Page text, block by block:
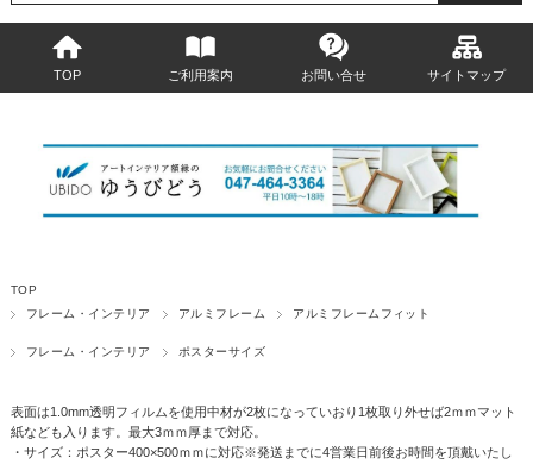
TOP ご利用案内 お問い合せ サイトマップ
TOP
フレーム・インテリア
アルミフレーム アルミフレームフィット
フレーム・インテリア ポスターサイズ
表面は1.0mm透明フィルムを使用中材が2枚になっていおり1枚取り外せば2ｍｍマット
紙なども入ります。最大3ｍｍ厚まで対応。
・サイズ：ポスター400×500ｍｍに対応※発送までに4営業日前後お時間を頂戴いたし